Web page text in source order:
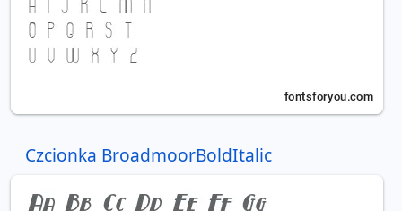
Czcionka BroadmoorBoldItalic